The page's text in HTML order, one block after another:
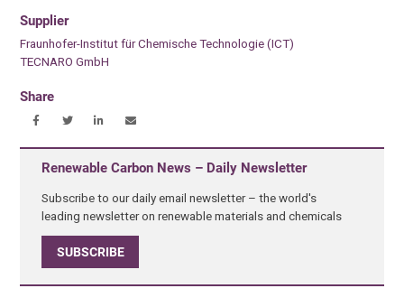
Supplier
Fraunhofer-Institut für Chemische Technologie (ICT)
TECNARO GmbH
Share
Renewable Carbon News – Daily Newsletter
Subscribe to our daily email newsletter – the world's
leading newsletter on renewable materials and chemicals
SUBSCRIBE